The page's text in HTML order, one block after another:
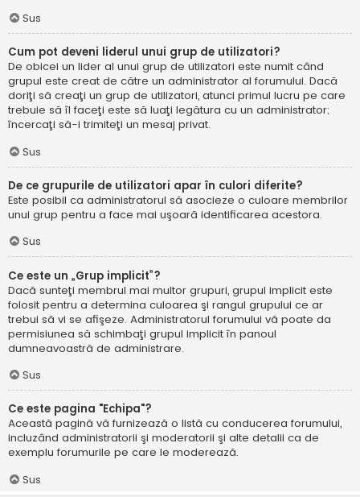
Sus
Cum pot deveni liderul unui grup de utilizatori?
De obicei un lider al unui grup de utilizatori este numit când
grupul este creat de către un administrator al forumului. Dacă
doriţi să creaţi un grup de utilizatori, atunci primul lucru pe care
trebuie să îl faceţi este să luaţi legătura cu un administrator;
încercaţi să-i trimiteţi un mesaj privat.
Sus
De ce grupurile de utilizatori apar în culori diferite?
Este posibil ca administratorul să asocieze o culoare membrilor
unui grup pentru a face mai uşoară identificarea acestora.
Sus
Ce este un „Grup implicit”?
Dacă sunteţi membrul mai multor grupuri, grupul implicit este
folosit pentru a determina culoarea şi rangul grupului ce ar
trebui să vi se afişeze. Administratorul forumului vă poate da
permisiunea să schimbaţi grupul implicit în panoul
dumneavoastră de administrare.
Sus
Ce este pagina "Echipa"?
Această pagină vă furnizează o listă cu conducerea forumului,
incluzând administratorii şi moderatorii şi alte detalii ca de
exemplu forumurile pe care le moderează.
Sus